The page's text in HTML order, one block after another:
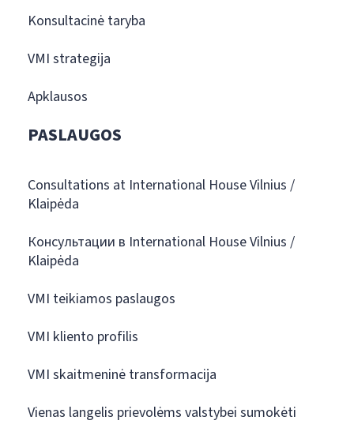
Konsultacinė taryba
VMI strategija
Apklausos
PASLAUGOS
Consultations at International House Vilnius /
Klaipėda
Консультации в International House Vilnius /
Klaipėda
VMI teikiamos paslaugos
VMI kliento profilis
VMI skaitmeninė transformacija
Vienas langelis prievolėms valstybei sumokėti